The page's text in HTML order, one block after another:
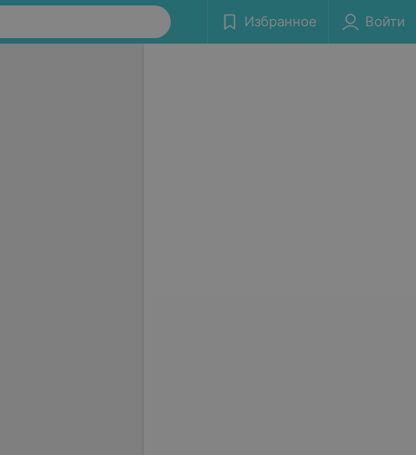
Избранное Войти